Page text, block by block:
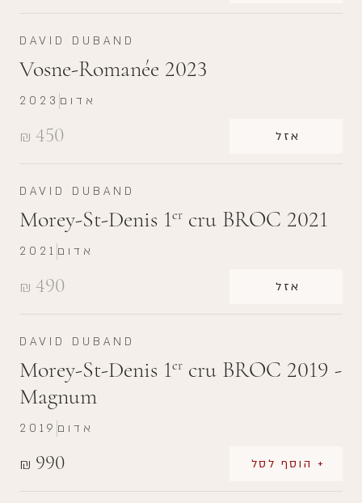
DAVID DUBAND
Vosne-Romanée 2023
₪ 450 אזל
2023 אדום
DAVID DUBAND
Morey-St-Denis 1er cru BROC 2021
₪ 490 אזל
2021 אדום
DAVID DUBAND
Morey-St-Denis 1er cru BROC 2019 -
Magnum
₪ 990 + הוסף לסל
2019 אדום